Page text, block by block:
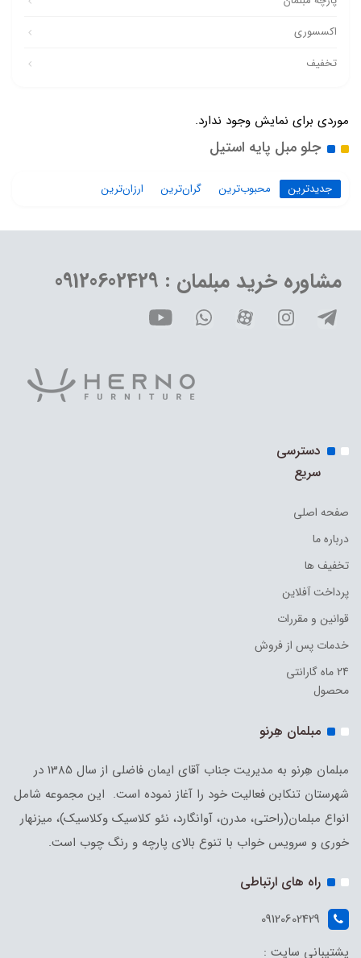
اکسسوری
تخفیف
موردی برای نمایش وجود ندارد.
جلو مبل پایه استیل
جدیدترین محبوب‌ترین گران‌ترین ارزان‌ترین
مشاوره خرید مبلمان : 09120602429
دسترسی
سریع
صفحه اصلی
درباره ما
تخفیف ها
پرداخت آفلاین
قوانین و مقررات
خدمات پس از فروش
24 ماه گارانتی
محصول
مبلمان هِرنو
مبلمان هِرنو به مدیریت جناب آقای ایمان فاضلی از سال 1385 در
شهرستان تنکابن فعالیت خود را آغاز نموده است. این مجموعه شامل
انواع مبلمان(راحتی، مدرن، آوانگارد، نئو کلاسیک وکلاسیک)، میزنهار
خوری و سرویس خواب با تنوع بالای پارچه و رنگ چوب است.
راه های ارتباطی
09120602429
پشتیبانی سایت :